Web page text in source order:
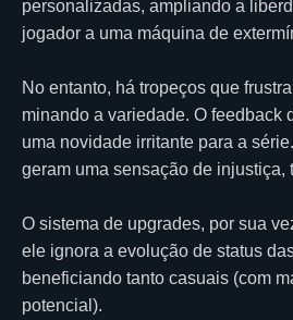
personalizadas, ampliando a
jogador a uma máquina de
No entanto, há tropeços que
minando a variedade. O feedback
uma novidade irritante para a
geram uma sensação de injustiça,
O sistema de upgrades, por sua
ele ignora a evolução de status
beneficiando tanto casuais (com
potencial).